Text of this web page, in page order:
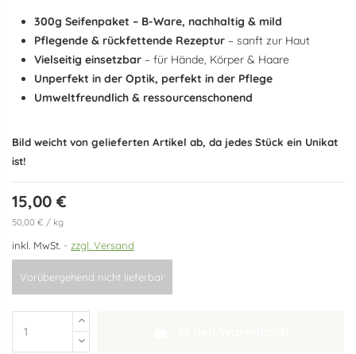
300g Seifenpaket – B-Ware, nachhaltig & mild
Pflegende & rückfettende Rezeptur – sanft zur Haut
Vielseitig einsetzbar – für Hände, Körper & Haare
Unperfekt in der Optik, perfekt in der Pflege
Umweltfreundlich & ressourcenschonend
Bild weicht von gelieferten Artikel ab, da jedes Stück ein Unikat
ist!
15,00 €
50,00 € / kg
inkl. MwSt. zzgl. Versand
Vorübergehend nicht lieferbar